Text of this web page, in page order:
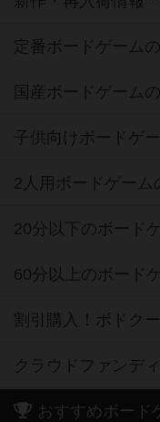
定番ボードゲーム
国産ボードゲーム
子供向けボードゲ
2人用ボードゲーム
20分以下のボード
60分以上のボード
割引購入！ボドク
クラウドファンデ
おすすめボード